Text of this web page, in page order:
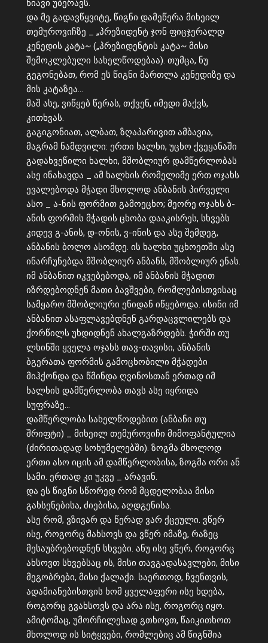
ნიავი უბერავს.
და მე გადავწყვიტე, წიგნი დამეწერა მიხეილ
თემუროვიჩზე _ „პრეზიდენტ ჯონ ფიცჯერალდ
კენედის კატა~ („პრეზიდენტის კატა~ მისი
შემოკლებული სახელწოდებაა). თუმცა, ნუ
გეგონებათ, რომ ეს წიგნი მართლა კენედიზე და
მის კატაზეა…
მაშ ასე, ვიწყებ წერას, თქვენ, იმედი მაქვს,
კითხვას.
გაგიგონიათ, ალბათ, ზღაპარივით ამბავია,
მაგრამ ნამდვილი: ერთი ხალხი, უცხო ქვეყანაში
გადახვეწილი ხალხი, მშობლიურ დამწერლობას
ასე ინახავდა _ ამ ხალხის რომელიმე ერთ ოჯახს
ევალებოდა მჭადი მხოლოდ ანბანის პირველი
ასო _ ა-ნის ფორმით გამოეცხო; მეორე ოჯახს ბ-
ანის ფორმის მჭადის ცხობა დააკისრეს, სხვებს
კიდევ გ-ანის, დ-ონის, ვ-ინის და ასე შემდეგ,
ანბანის ბოლო ასომდე. ის ხალხი უცხოეთში ასე
ინარჩუნებდა მშობლიურ ანბანს, მშობლიურ ენას.
იმ ანბანით იკვებებოდა, იმ ანბანის მჭადით
იზრდებოდნენ მათი ბავშვები, რომლებისთვისაც
სამყარო მშობლიური ენიდან იწყებოდა. ისინი იმ
ანბანით ასაფლავებდნენ გარდაცვლილებს და
ქორწილს უხდიდნენ ახალგაზრდებს. ჭირში თუ
ლხინში ყველა ოჯახს თავ-თავისი, ანბანის
ბგერათა ფორმის გამოცხობილი მჭადები
მიჰქონდა და წმინდა ღვინოსთან ერთად იმ
ხალხის დამწერლობა თავს ასე იყრიდა
სუფრაზე…
დამწერლობა სახელწოდებით (ანბანი თუ
შრიფტი) _ მიხეილ თემუროვიჩი მიმოფანტულია
(ძირითადად სოხუმელებში). ზოგმა მხოლოდ
ერთი ასო იცის ამ დამწერლობისა, ზოგმა ორი ან
სამი. ერთად კი უკვე _ არავინ.
და ეს წიგნი სწორედ რომ მცდელობაა მისი
გახსენებისა, ძიებისა, აღდგენისა.
ასე რომ, ვზივარ და წერად ვარ ქცეული. ვწერ
ისე, როგორც მახსოვს და ვწერ იმაზე, რაზეც
მესაუბრებოდნენ სხვები. ანუ ისე ვწერ, როგორც
ახსოვთ სხვებსაც ის, მისი თავგადასავლები, მისი
მეგობრები, მისი ქალაქი. საერთოდ, ჩვენთვის,
ადამიანებისთვის ხომ ყველაფერი ისე ხდება,
როგორც გვახსოვს და არა ისე, როგორც იყო.
ამიტომაც, უმორჩილესად გთხოვთ, წაიკითხოთ
მხოლოდ ის სიტყვები, რომლებიც ამ წიგნშია